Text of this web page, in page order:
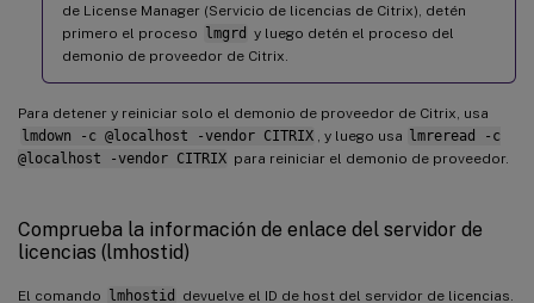
de License Manager (Servicio de licencias de Citrix), detén
primero el proceso lmgrd y luego detén el proceso del
demonio de proveedor de Citrix.
Para detener y reiniciar solo el demonio de proveedor de Citrix, usa
lmdown -c @localhost -vendor CITRIX
, y luego usa lmreread -c
@localhost -vendor CITRIX para reiniciar el demonio de proveedor.
Comprueba la información de enlace del servidor de
licencias (lmhostid)
El comando lmhostid devuelve el ID de host del servidor de licencias.